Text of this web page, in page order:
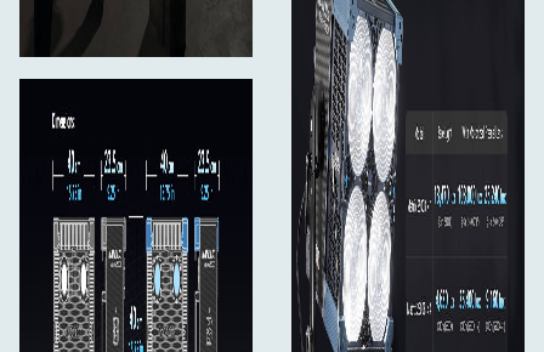
styre hvert lampehoved individuelt. Dette giver
belysningsteams detaljeret kontrol over store array-
konfigurationer og gør det muligt for armaturet at
reagere dynamisk i virtuelle produktionsmiljøer.
Armaturet bruger også en ny tilbehørsgrænseflade med
elektroniske kontakter. Dette gør det muligt for
armaturet at genkende kompatible modifikatorer og
muliggør betjening af dedikerede motoriserede
modifikatorer samt automatisk farveskiftkorrektion.
Nøglespecifikationer: